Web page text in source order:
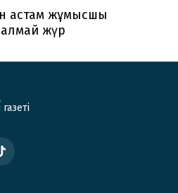
астам жұмысшы
жүр